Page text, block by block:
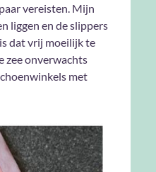
vereisten. Mijn
liggen en de slippers
dat vrij moeilijk te
zee onverwachts
met